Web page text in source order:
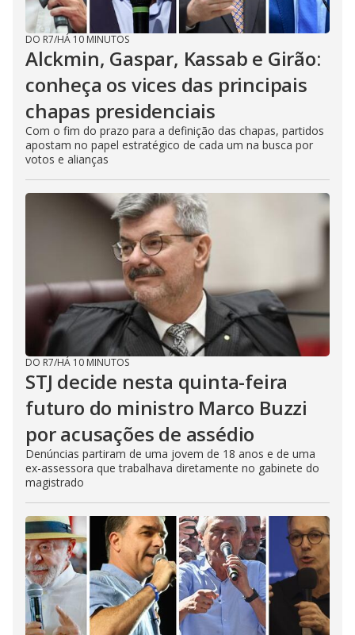
DO R7/HÁ 10 MINUTOS
Alckmin, Gaspar, Kassab e Girão:
conheça os vices das principais
chapas presidenciais
Com o fim do prazo para a definição das chapas, partidos
apostam no papel estratégico de cada um na busca por
votos e alianças
DO R7/HÁ 10 MINUTOS
STJ decide nesta quinta-feira
futuro do ministro Marco Buzzi
por acusações de assédio
Denúncias partiram de uma jovem de 18 anos e de uma
ex-assessora que trabalhava diretamente no gabinete do
magistrado